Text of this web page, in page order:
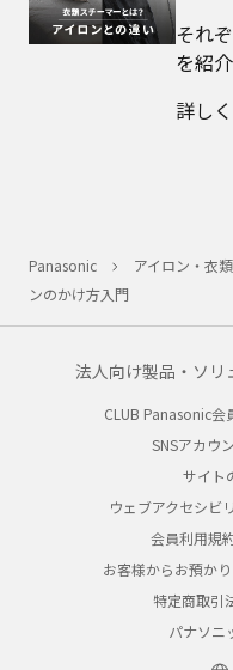
それ
を紹介
詳し
Panasonic アイロン・衣
ンのかけ方入門
法人向け製品・ソリ
CLUB Panasonic
SNSアカウ
サイト
ウェブアクセシビ
会員利用規
お客様からお預か
特定商取引
パナソニ